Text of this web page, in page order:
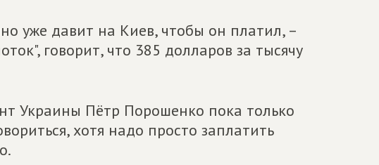
уже давит на Киев, чтобы он платил, –
говорит, что 385 долларов за тысячу
Украины Пётр Порошенко пока только
хотя надо просто заплатить